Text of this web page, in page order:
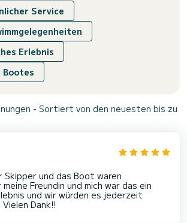
Service
Erlebnis
- Sortiert von den neuesten bis zu
Skipper und das Boot waren
Freundin und mich war das ein
und wir würden es jederzeit
Dank!!